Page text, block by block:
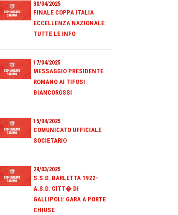
30/04/2025
FINALE COPPA ITALIA
ECCELLENZA NAZIONALE:
TUTTE LE INFO
17/04/2025
MESSAGGIO PRESIDENTE
ROMANO AI TIFOSI
BIANCOROSSI
15/04/2025
COMUNICATO UFFICIALE
SOCIETARIO
29/03/2025
S.S.D. BARLETTA 1922-
A.S.D. CITT� DI
GALLIPOLI: GARA A PORTE
CHIUSE